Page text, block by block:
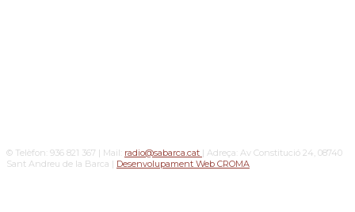
© Telèfon: 936 821 367 | Mail: radio@sabarca.cat | Adreça: Av Constitució 24, 08740
Sant Andreu de la Barca | Desenvolupament Web CROMA